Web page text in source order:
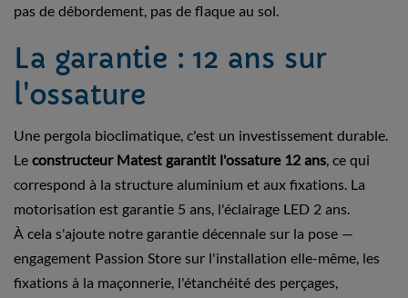
pas de débordement, pas de flaque au sol.
La garantie : 12 ans sur
l'ossature
Une pergola bioclimatique, c'est un investissement durable.
Le constructeur Matest garantit l'ossature 12 ans, ce qui
correspond à la structure aluminium et aux fixations. La
motorisation est garantie 5 ans, l'éclairage LED 2 ans.
À cela s'ajoute notre garantie décennale sur la pose —
engagement Passion Store sur l'installation elle-même, les
fixations à la maçonnerie, l'étanchéité des perçages,